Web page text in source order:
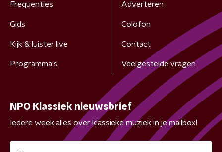
Frequenties
Gids
Kijk & luister live
Programma's
Adverteren
Colofon
Contact
Veelgestelde vragen
NPO Klassiek nieuwsbrief
Iedere week alles over klassieke muziek in je mailbox!